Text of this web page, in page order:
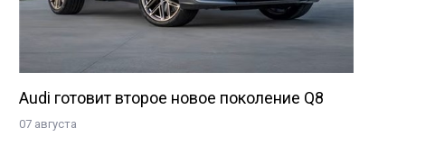
Audi готовит второе новое поколение Q8
07 августа